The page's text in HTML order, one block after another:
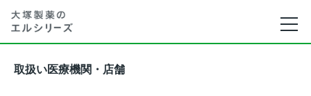
取扱い医療機関・店舗